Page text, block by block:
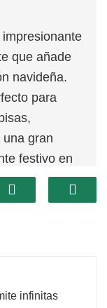
que añade
navideña.
para
gran
festivo en
la esencia de
festivo.
infinitas